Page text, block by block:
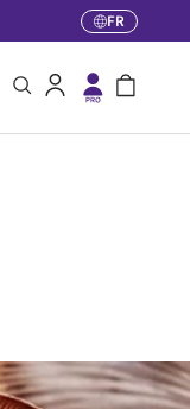
Langue
FR
RechercheSe connecterPanier